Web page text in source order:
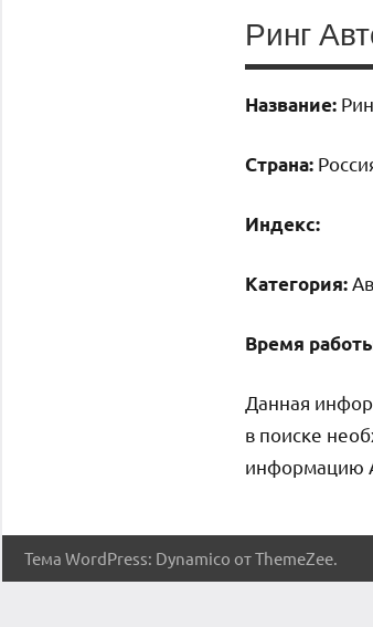
Ринг
Название:
Страна:
Индекс:
Категория:
Время
Данная
в поиске
информацию
Тема WordPress: Dynamico от ThemeZee.